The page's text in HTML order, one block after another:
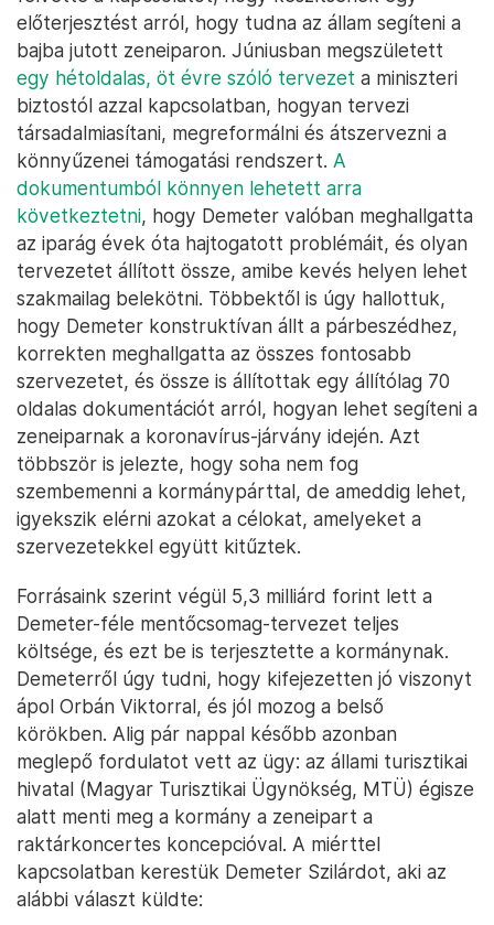
előterjesztést arról, hogy tudna az állam segíteni a
bajba jutott zeneiparon. Júniusban megszületett
egy hétoldalas, öt évre szóló tervezet a miniszteri
biztostól azzal kapcsolatban, hogyan tervezi
társadalmiasítani, megreformálni és átszervezni a
könnyűzenei támogatási rendszert. A
dokumentumból könnyen lehetett arra
következtetni, hogy Demeter valóban meghallgatta
az iparág évek óta hajtogatott problémáit, és olyan
tervezetet állított össze, amibe kevés helyen lehet
szakmailag belekötni. Többektől is úgy hallottuk,
hogy Demeter konstruktívan állt a párbeszédhez,
korrekten meghallgatta az összes fontosabb
szervezetet, és össze is állítottak egy állítólag 70
oldalas dokumentációt arról, hogyan lehet segíteni a
zeneiparnak a koronavírus-járvány idején. Azt
többször is jelezte, hogy soha nem fog
szembemenni a kormánypárttal, de ameddig lehet,
igyekszik elérni azokat a célokat, amelyeket a
szervezetekkel együtt kitűztek.
Forrásaink szerint végül 5,3 milliárd forint lett a
Demeter-féle mentőcsomag-tervezet teljes
költsége, és ezt be is terjesztette a kormánynak.
Demeterről úgy tudni, hogy kifejezetten jó viszonyt
ápol Orbán Viktorral, és jól mozog a belső
körökben. Alig pár nappal később azonban
meglepő fordulatot vett az ügy: az állami turisztikai
hivatal (Magyar Turisztikai Ügynökség, MTÜ) égisze
alatt menti meg a kormány a zeneipart a
raktárkoncertes koncepcióval. A miérttel
kapcsolatban kerestük Demeter Szilárdot, aki az
alábbi választ küldte: